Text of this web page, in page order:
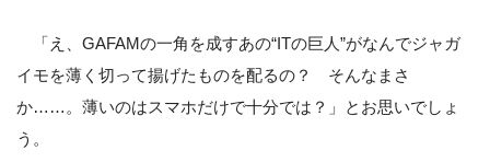
「え、GAFAMの一角を成すあの“ITの巨人”がなんでジャガ
イモを薄く切って揚げたものを配るの？ そんなまさ
か……。薄いのはスマホだけで十分では？」とお思いでしょ
う。